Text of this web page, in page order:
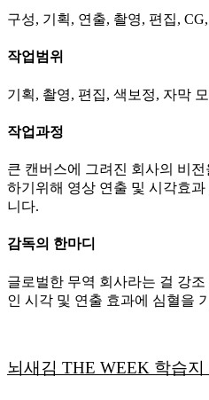
구성, 기획, 연출, 촬영, 편집,
작업범위
기획, 촬영, 편집, 색보정, 자막
작업과정
큰 캔버스에 그려진 회사의 비
하기위해 영상 연출 및 시각효
니다.
감독의 한마디
글로벌한 무역 회사라는 걸 강
인 시각 및 연출 효과에 심혈을
뇌새김 THE WEEK 학습지